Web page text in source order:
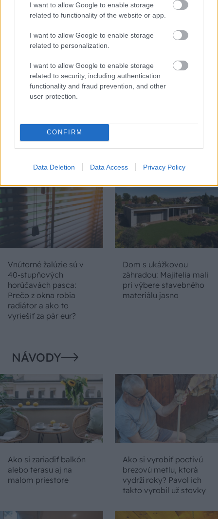
I want to allow Google to enable storage
related to functionality of the website or app.
I want to allow Google to enable storage
related to personalization.
I want to allow Google to enable storage
related to security, including authentication
functionality and fraud prevention, and other
user protection.
CONFIRM
Data Deletion Data Access Privacy Policy
DOM
alebo meniť kotol?
Návod, ako v nových
dotačných výzvach
zatepliť dom
Multipor ETX
Vnútorné žalúzie sú v
40-stupňových
horúčavách pasca:
Prečo z okna robia
radiátor a ako to
vyriešiť za pár eur?
Dom s ukážkovou
záhradou: Majitelia mali
pri výbere stavebného
materiálu jasno
NÁVODY
Ako si zariadiť balkón
alebo terasu aj na
malom priestore
Ako si vyrobiť poctivú
brezovú metlu, ktorá
vydrží roky? Pavol ich
takto vyrobil už stovky